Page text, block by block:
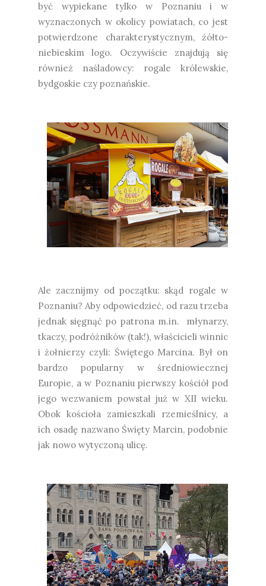
być wypiekane tylko w Poznaniu i w
wyznaczonych w okolicy powiatach, co jest
potwierdzone charakterystycznym, żółto-
niebieskim logo. Oczywiście znajdują się
również naśladowcy: rogale królewskie,
bydgoskie czy poznańskie.
Ale zacznijmy od początku: skąd rogale w
Poznaniu? Aby odpowiedzieć, od razu trzeba
jednak sięgnąć po patrona m.in. młynarzy,
tkaczy, podróżników (tak!), właścicieli winnic
i żołnierzy czyli: Świętego Marcina. Był on
bardzo popularny w średniowiecznej
Europie, a w Poznaniu pierwszy kościół pod
jego wezwaniem powstał już w XII wieku.
Obok kościoła zamieszkali rzemieślnicy, a
ich osadę nazwano Święty Marcin, podobnie
jak nowo wytyczoną ulicę.